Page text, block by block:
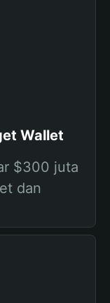
Wallet
$300 juta
dan